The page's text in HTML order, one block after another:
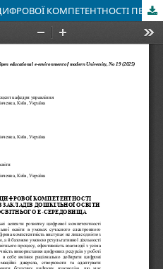
УПРАВЛІННЯ РОЗВИТКОМ ЦИФРОВОЇ КОМПЕТЕНТНОСТІ ПЕДАГОГІЧНИХ ПРАЦІВНИКІВ ЗАКЛАДІВ ДОШКІЛЬНОЇ ОСВІТИ В УМОВАХ СУЧАСНОГО ОСВІТНЬОГО Е-СЕРЕДОВИЩА